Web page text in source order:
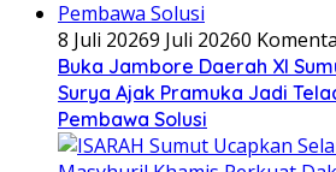
8 Juli 20269 Juli 20260
Buka Jambore Daerah XI
Surya Ajak Pramuka Jadi
Pembawa Solusi